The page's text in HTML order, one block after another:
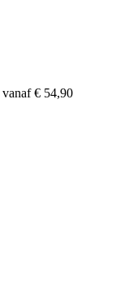
vanaf € 54,90